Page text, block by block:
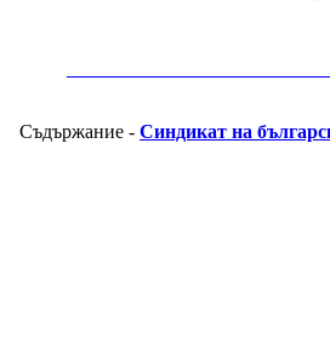
Съдържание - Синдикат на